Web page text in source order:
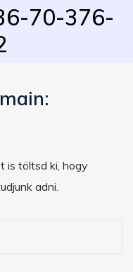
70-376-
is töltsd ki, hogy
adni.